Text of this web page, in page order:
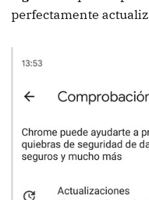
perfectamente